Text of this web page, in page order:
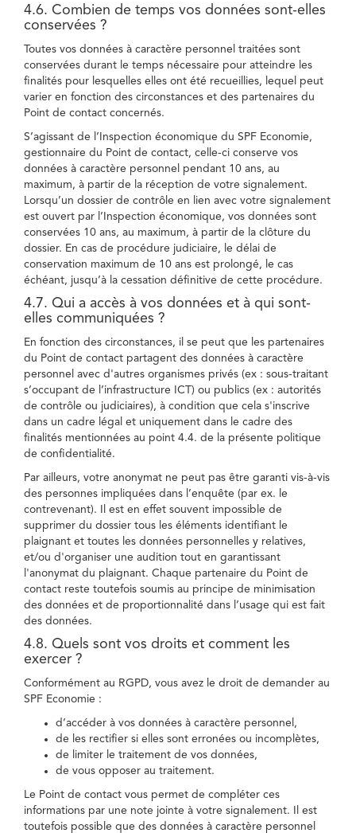
4.6. Combien de temps vos données sont-elles
conservées ?
Toutes vos données à caractère personnel traitées sont
conservées durant le temps nécessaire pour atteindre les
finalités pour lesquelles elles ont été recueillies, lequel peut
varier en fonction des circonstances et des partenaires du
Point de contact concernés.
S’agissant de l’Inspection économique du SPF Economie,
gestionnaire du Point de contact, celle-ci conserve vos
données à caractère personnel pendant 10 ans, au
maximum, à partir de la réception de votre signalement.
Lorsqu’un dossier de contrôle en lien avec votre signalement
est ouvert par l’Inspection économique, vos données sont
conservées 10 ans, au maximum, à partir de la clôture du
dossier. En cas de procédure judiciaire, le délai de
conservation maximum de 10 ans est prolongé, le cas
échéant, jusqu’à la cessation définitive de cette procédure.
4.7. Qui a accès à vos données et à qui sont-
elles communiquées ?
En fonction des circonstances, il se peut que les partenaires
du Point de contact partagent des données à caractère
personnel avec d'autres organismes privés (ex : sous-traitant
s’occupant de l’infrastructure ICT) ou publics (ex : autorités
de contrôle ou judiciaires), à condition que cela s'inscrive
dans un cadre légal et uniquement dans le cadre des
finalités mentionnées au point 4.4. de la présente politique
de confidentialité.
Par ailleurs, votre anonymat ne peut pas être garanti vis-à-vis
des personnes impliquées dans l’enquête (par ex. le
contrevenant). Il est en effet souvent impossible de
supprimer du dossier tous les éléments identifiant le
plaignant et toutes les données personnelles y relatives,
et/ou d'organiser une audition tout en garantissant
l'anonymat du plaignant. Chaque partenaire du Point de
contact reste toutefois soumis au principe de minimisation
des données et de proportionnalité dans l’usage qui est fait
des données.
4.8. Quels sont vos droits et comment les
exercer ?
Conformément au RGPD, vous avez le droit de demander au
SPF Economie :
d’accéder à vos données à caractère personnel,
de les rectifier si elles sont erronées ou incomplètes,
de limiter le traitement de vos données,
de vous opposer au traitement.
Le Point de contact vous permet de compléter ces
informations par une note jointe à votre signalement. Il est
toutefois possible que des données à caractère personnel